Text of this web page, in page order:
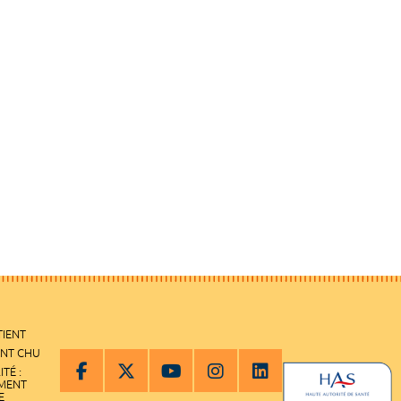
CHU
: